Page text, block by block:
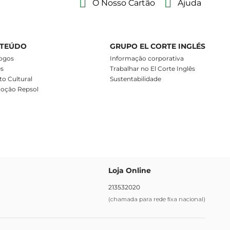
O Nosso Cartão Ajuda
Cultural
Repsol
GRUPO EL CORTE INGLÉS
Informação corporativa
Trabalhar no El Corte Inglês
Sustentabilidade
Loja Online
213532020
(chamada para rede fixa nacional)